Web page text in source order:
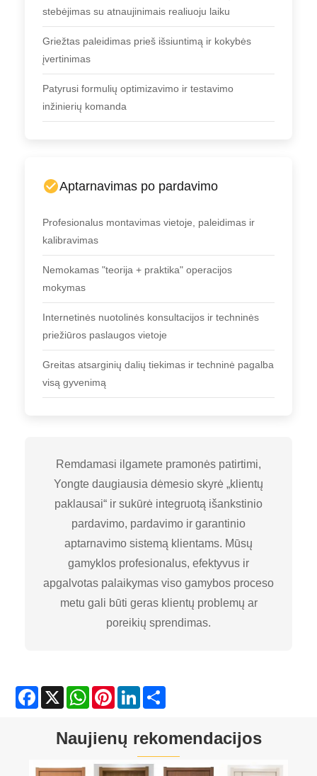
stebėjimas su atnaujinimais realiuoju laiku
Griežtas paleidimas prieš išsiuntimą ir kokybės
įvertinimas
Patyrusi formulių optimizavimo ir testavimo
inžinierių komanda
Aptarnavimas po pardavimo
Profesionalus montavimas vietoje, paleidimas ir
kalibravimas
Nemokamas "teorija + praktika" operacijos
mokymas
Internetinės nuotolinės konsultacijos ir techninės
priežiūros paslaugos vietoje
Greitas atsarginių dalių tiekimas ir techninė pagalba
visą gyvenimą
Remdamasi ilgamete pramonės patirtimi,
Yongte daugiausia dėmesio skyrė „klientų
paklausai“ ir sukūrė integruotą išankstinio
pardavimo, pardavimo ir garantinio
aptarnavimo sistemą klientams. Mūsų
gamyklos profesionalus, efektyvus ir
apgalvotas palaikymas viso gamybos proceso
metu gali būti geras klientų problemų ar
poreikių sprendimas.
Facebook
X WhatsApp
PinterestLinkedIn
Naujienų rekomendacijos